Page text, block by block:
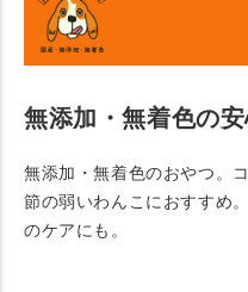
無添加・無着色の
無添加・無着色のおやつ。
節の弱いわんこにおすすめ
のケアにも。